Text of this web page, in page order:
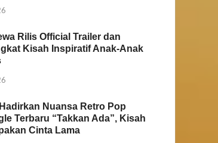
Rilis Official Trailer dan
Kisah Inspiratif Anak-Anak
Nuansa Retro Pop
Terbaru “Takkan Ada”, Kisah
Cinta Lama